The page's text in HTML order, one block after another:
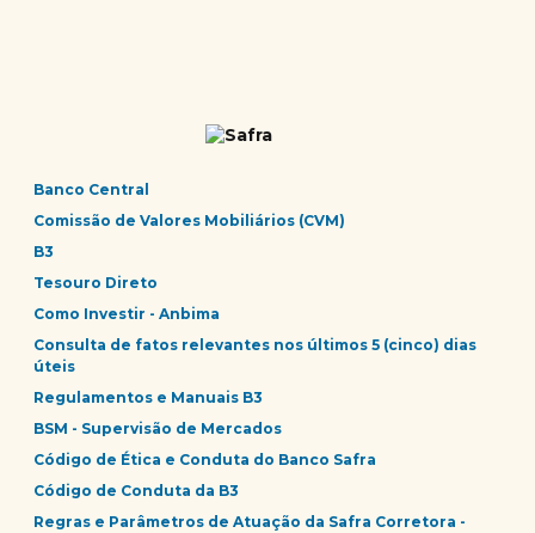
Banco Central
Comissão de Valores Mobiliários (CVM)
B3
Tesouro Direto
Como Investir - Anbima
Consulta de fatos relevantes nos últimos 5 (cinco) dias
úteis
Regulamentos e Manuais B3
BSM - Supervisão de Mercados
Código de Ética e Conduta do Banco Safra
Código de Conduta da B3
Regras e Parâmetros de Atuação da Safra Corretora -